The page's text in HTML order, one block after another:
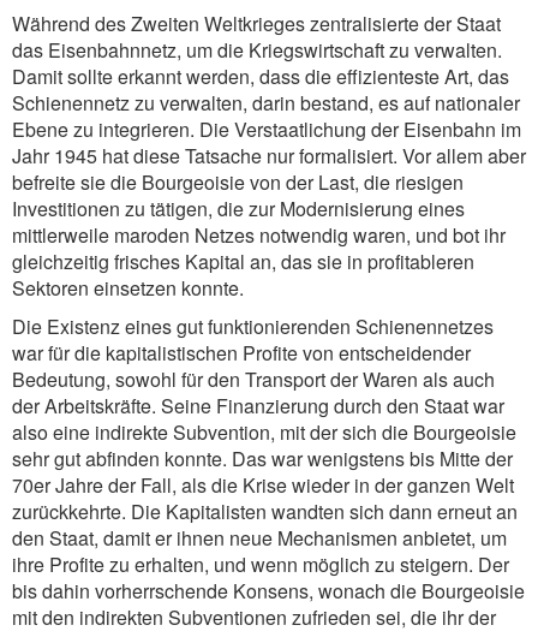
Während des Zweiten Weltkrieges zentralisierte der Staat
das Eisenbahnnetz, um die Kriegswirtschaft zu verwalten.
Damit sollte erkannt werden, dass die effizienteste Art, das
Schienennetz zu verwalten, darin bestand, es auf nationaler
Ebene zu integrieren. Die Verstaatlichung der Eisenbahn im
Jahr 1945 hat diese Tatsache nur formalisiert. Vor allem aber
befreite sie die Bourgeoisie von der Last, die riesigen
Investitionen zu tätigen, die zur Modernisierung eines
mittlerweile maroden Netzes notwendig waren, und bot ihr
gleichzeitig frisches Kapital an, das sie in profitableren
Sektoren einsetzen konnte.
Die Existenz eines gut funktionierenden Schienennetzes
war für die kapitalistischen Profite von entscheidender
Bedeutung, sowohl für den Transport der Waren als auch
der Arbeitskräfte. Seine Finanzierung durch den Staat war
also eine indirekte Subvention, mit der sich die Bourgeoisie
sehr gut abfinden konnte. Das war wenigstens bis Mitte der
70er Jahre der Fall, als die Krise wieder in der ganzen Welt
zurückkehrte. Die Kapitalisten wandten sich dann erneut an
den Staat, damit er ihnen neue Mechanismen anbietet, um
ihre Profite zu erhalten, und wenn möglich zu steigern. Der
bis dahin vorherrschende Konsens, wonach die Bourgeoisie
mit den indirekten Subventionen zufrieden sei, die ihr der